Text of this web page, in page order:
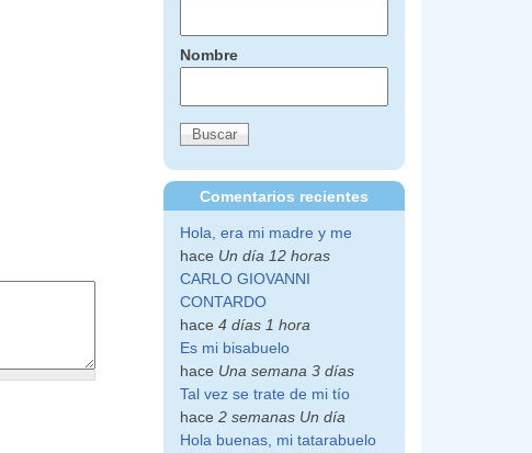
Nombre
Comentarios recientes
Hola, era mi madre y me
hace Un día 12 horas
CARLO GIOVANNI
CONTARDO
hace4 días 1 hora
Es mi bisabuelo
hace Una semana 3 días
Tal vez se trate de mi tío
hace2 semanas Un día
Hola buenas, mi tatarabuelo